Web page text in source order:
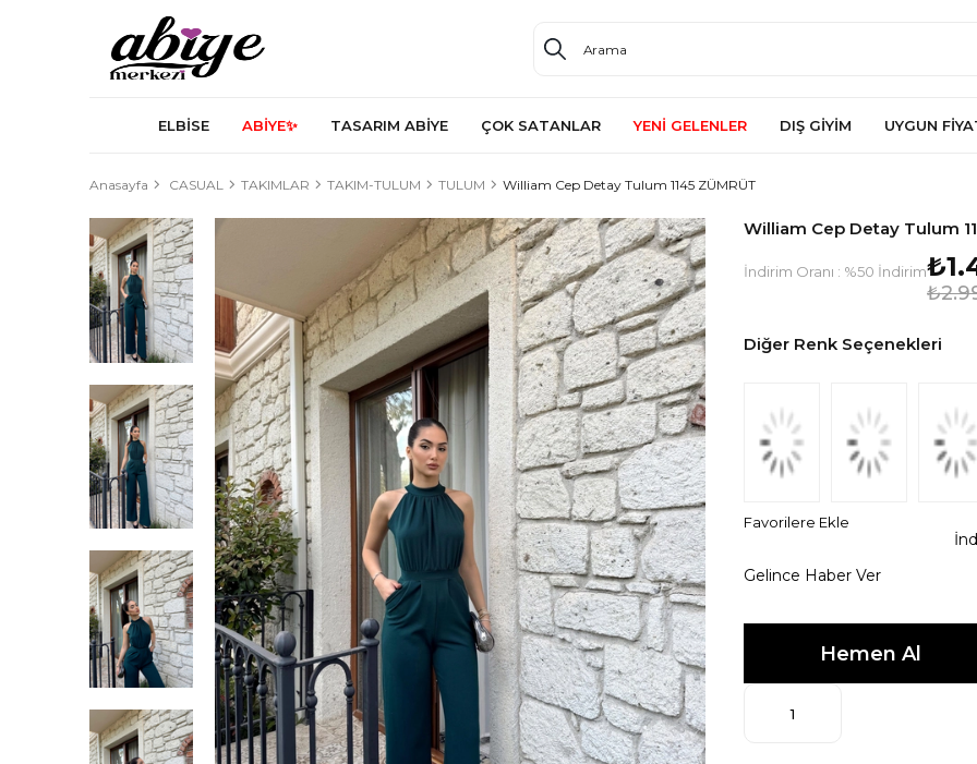
ELBİSE ABİYE✨ TASARIM ABİYE ÇOK SATANLAR YENİ GELENLER DIŞ GİYİM UYGUN
Anasayfa CASUAL TAKIMLAR TAKIM-TULUM TULUM William Cep Detay Tulum 1145 ZÜMRÜT
William Cep Detay Tulum
İndirim Oranı : %50 İndirim
Diğer Renk Seçenekleri
Favorilere Ekle
Gelince Haber Ver